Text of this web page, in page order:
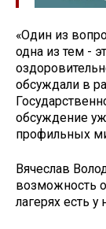
«Один из
одна из тем -
обсуждали в
обсуждение
профильных
Вячеслав
возможность
лагерях есть